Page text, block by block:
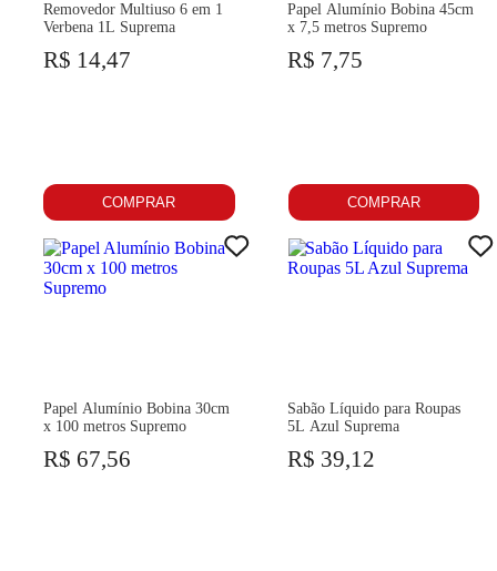
Removedor Multiuso 6 em 1
Verbena 1L Suprema
R$ 14,47
COMPRAR
Papel Alumínio Bobina 45cm
x 7,5 metros Supremo
R$ 7,75
COMPRAR
Papel Alumínio Bobina 30cm
x 100 metros Supremo
R$ 67,56
Sabão Líquido para Roupas
5L Azul Suprema
R$ 39,12